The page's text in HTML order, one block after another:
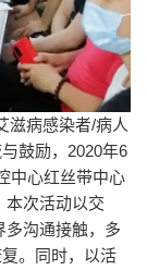
滋病感染者/病人
鼓励，2020年6
中心红丝带中心
本次活动以交
多沟通接触，多
。同时，以活